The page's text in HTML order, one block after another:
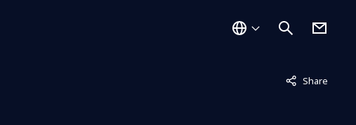
Share
非表示中